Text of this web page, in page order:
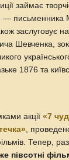
займає
— письменника
заслуговує на
Шевченка,
1876 та
акції«7
,
Тепер,
півсотні